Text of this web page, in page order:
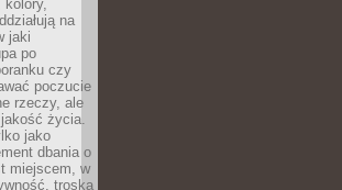
kolory,
na
jaki
po
czy
poczucie
rzeczy, ale
jakość życia.
jako
dbania o
miejscem, w
troska